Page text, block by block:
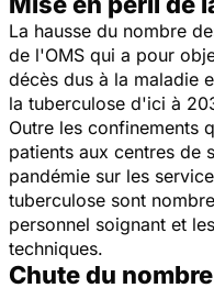
La hausse du nombre
de l'OMS qui a pour
décès dus à la maladie
la tuberculose d'ici à
Outre les confinements
patients aux centres de
pandémie sur les
tuberculose sont
personnel soignant et
techniques.
Chute du